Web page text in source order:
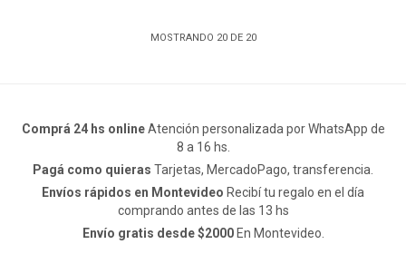
MOSTRANDO 20DE 20
Comprá 24 hs onlineAtención personalizada por WhatsApp de
8 a 16 hs.
Pagá como quieras Tarjetas, MercadoPago, transferencia.
Envíos rápidos en Montevideo Recibí tu regalo en el día
comprando antes de las 13 hs
Envío gratis desde $2000En Montevideo.